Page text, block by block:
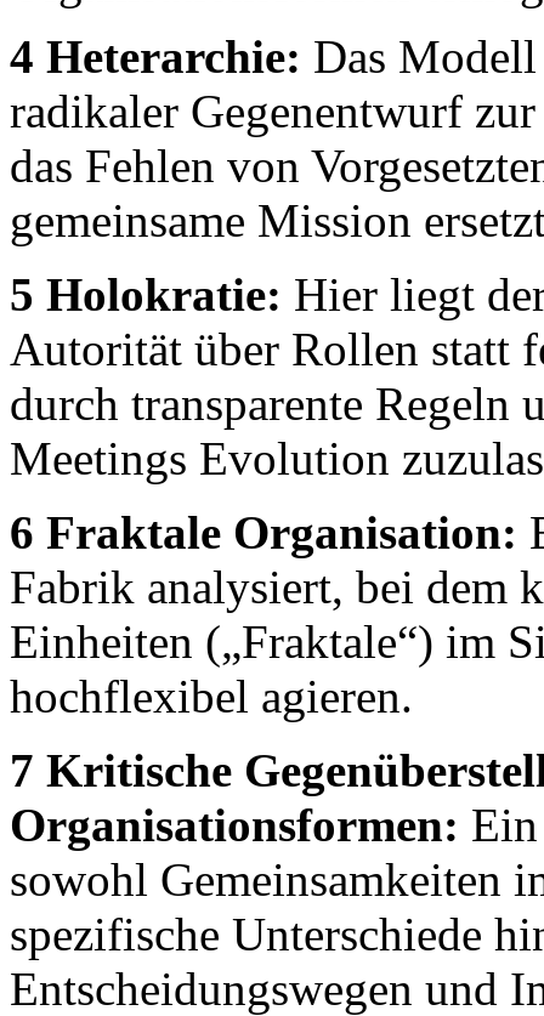
4 Heterarchie: Das
radikaler Gegenentwurf
das Fehlen von
gemeinsame Mission
5 Holokratie: Hier liegt
Autorität über Rollen statt
durch transparente Regeln
Meetings Evolution
6 Fraktale Organisation:
Fabrik analysiert, bei dem
Einheiten („Fraktale“) im
hochflexibel agieren.
7 Kritische
Organisationsformen:
sowohl Gemeinsamkeiten
spezifische Unterschiede
Entscheidungswegen und